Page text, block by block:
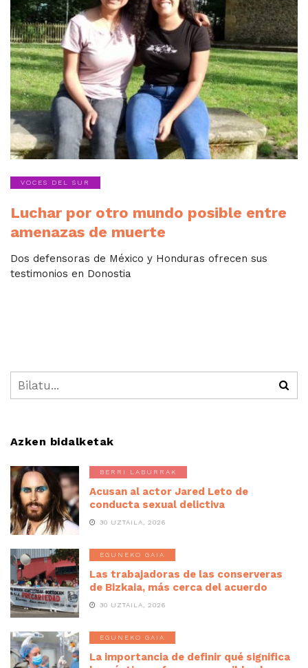
VOCES DEL SUR
Luchar por otro mundo posible entre
amenazas de muerte
Dos defensoras de México y Honduras ofrecen sus
testimonios en Donostia
Azken bidalketak
BERRI LABURRAK
Acusan al actor Jared Leto de
conducta sexual delictiva
30 UZTAILA, 2026
EGUNEKO GAIA
Las trabajadoras de las conserveras
de Bizkaia, más cerca del acuerdo
30 UZTAILA, 2026
EGUNEKO GAIA
La importancia de definir qué significa